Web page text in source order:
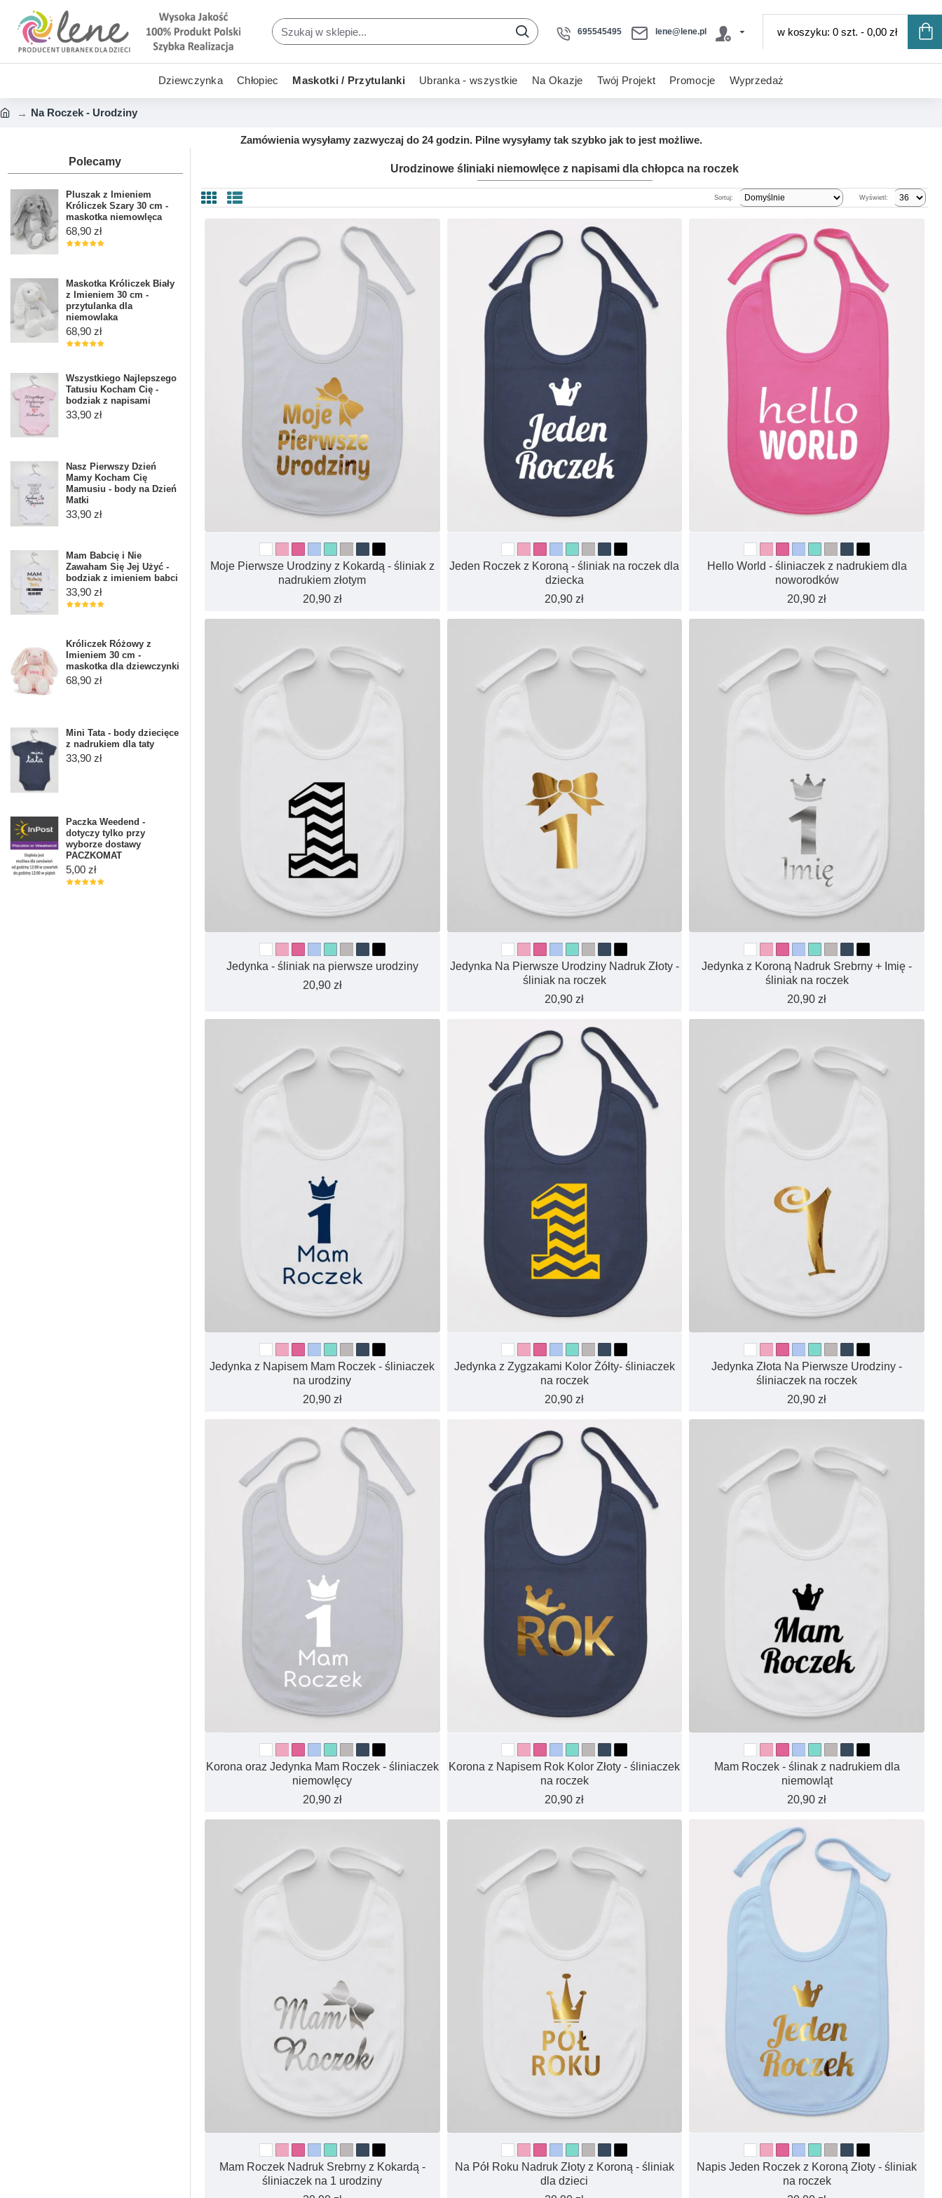
695545495 lene@lene.pl w koszyku: 0 szt. - 0,00 zł
Dziewczynka Chłopiec Maskotki / Przytulanki Ubranka - wszystkie Na Okazje Twój Projekt Promocje Wyprzedaż
Na Roczek - Urodziny
Zamówienia wysyłamy zazwyczaj do 24 godzin. Pilne wysyłamy tak szybko jak to jest możliwe.
Polecamy
Pluszak z Imieniem
Króliczek Szary 30 cm -
maskotka niemowlęca
68,90 zł
Maskotka Króliczek Biały
z Imieniem 30 cm -
przytulanka dla
niemowlaka
68,90 zł
Wszystkiego Najlepszego
Tatusiu Kocham Cię -
bodziak z napisami
33,90 zł
Nasz Pierwszy Dzień
Mamy Kocham Cię
Mamusiu - body na Dzień
Matki
33,90 zł
Mam Babcię i Nie
Zawaham Się Jej Użyć -
bodziak z imieniem babci
33,90 zł
Króliczek Różowy z
Imieniem 30 cm -
maskotka dla dziewczynki
68,90 zł
Mini Tata - body dziecięce
z nadrukiem dla taty
33,90 zł
Paczka Weedend -
dotyczy tylko przy
wyborze dostawy
PACZKOMAT
5,00 zł
Urodzinowe śliniaki niemowlęce z napisami dla chłopca na roczek
Sortuj: Wyświetl:
Moje Pierwsze Urodziny z Kokardą - śliniak z
nadrukiem złotym
20,90 zł
Jeden Roczek z Koroną - śliniak na roczek dla
dziecka
20,90 zł
Hello World - śliniaczek z nadrukiem dla
noworodków
20,90 zł
Jedynka - śliniak na pierwsze urodziny
20,90 zł
Jedynka Na Pierwsze Urodziny Nadruk Złoty -
śliniak na roczek
20,90 zł
Jedynka z Koroną Nadruk Srebrny + Imię -
śliniak na roczek
20,90 zł
Jedynka z Napisem Mam Roczek - śliniaczek
na urodziny
20,90 zł
Jedynka z Zygzakami Kolor Żółty- śliniaczek
na roczek
20,90 zł
Jedynka Złota Na Pierwsze Urodziny -
śliniaczek na roczek
20,90 zł
Korona oraz Jedynka Mam Roczek - śliniaczek
niemowlęcy
20,90 zł
Korona z Napisem Rok Kolor Złoty - śliniaczek
na roczek
20,90 zł
Mam Roczek - ślinak z nadrukiem dla
niemowląt
20,90 zł
Mam Roczek Nadruk Srebrny z Kokardą -
śliniaczek na 1 urodziny
Na Pół Roku Nadruk Złoty z Koroną - śliniak
dla dzieci
Napis Jeden Roczek z Koroną Złoty - śliniak
na roczek